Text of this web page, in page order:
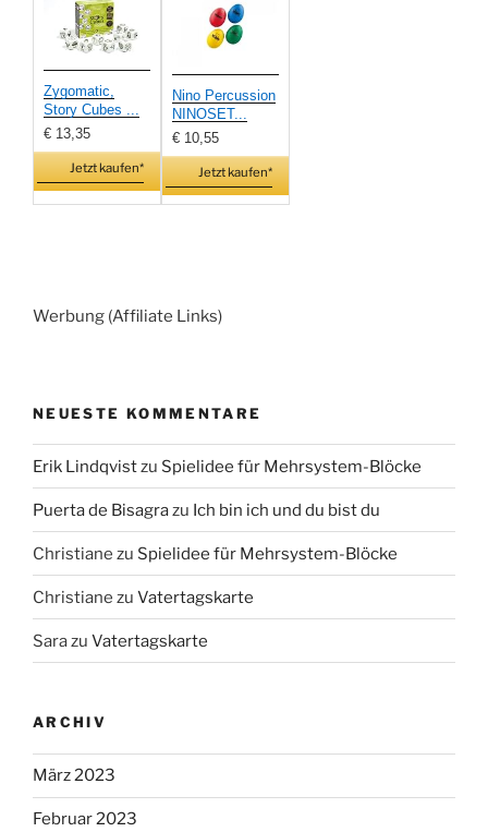
Zygomatic,
Story Cubes ...
€ 13,35
Jetzt kaufen*
Nino Percussion
NINOSET...
€ 10,55
Jetzt kaufen*
Werbung (Affiliate Links)
NEUESTE KOMMENTARE
Erik Lindqvistzu Spielidee für Mehrsystem-Blöcke
Puerta de Bisagrazu Ich bin ich und du bist du
Christiane zu Spielidee für Mehrsystem-Blöcke
Christiane zu Vatertagskarte
Sarazu Vatertagskarte
ARCHIV
März 2023
Februar 2023